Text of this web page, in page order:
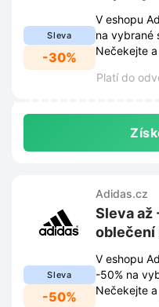
Sleva
-30%
V eshopu
na vybrané
Nečekejte
Platí do
Sleva
-50%
Adidas.cz
Sleva až
oblečení
V eshopu
-50% na
Nečekejte